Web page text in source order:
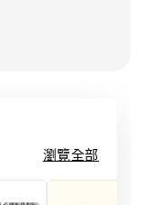
瀏覽全部